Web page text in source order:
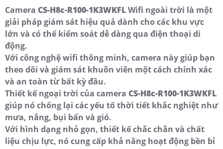
Camera CS-H8c-R100-1K3WKFLWifi ngoài trời là một
giải pháp giám sát hiệu quả dành cho các khu vực
lớn và có thể kiểm soát dễ dàng qua điện thoại di
động.
Với công nghệ wifi thông minh, camera này giúp bạn
theo dõi và giám sát khuôn viên một cách chính xác
và an toàn từ bất kỳ đâu.
Thiết kế ngoại trời của camera CS-H8c-R100-1K3WKFL
giúp nó chống lại các yếu tố thời tiết khắc nghiệt như
mưa, nắng, bụi bẩn và gió.
Với hình dạng nhỏ gọn, thiết kế chắc chắn và chất
liệu chịu lực, nó cung cấp khả năng hoạt động bền bỉ